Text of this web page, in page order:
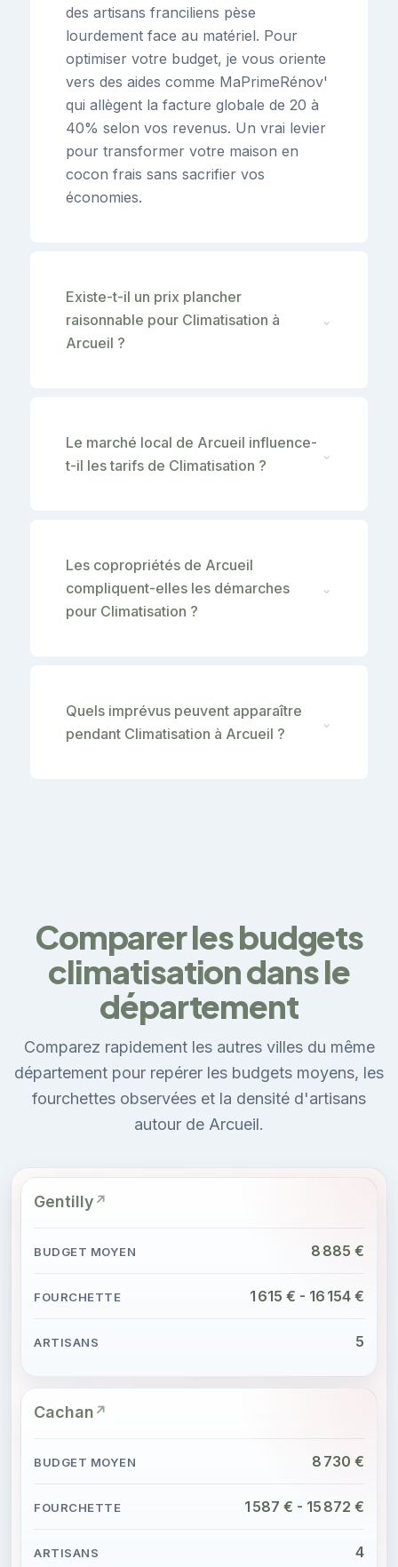
des artisans franciliens pèse
lourdement face au matériel. Pour
optimiser votre budget, je vous oriente
vers des aides comme MaPrimeRénov'
qui allègent la facture globale de 20 à
40% selon vos revenus. Un vrai levier
pour transformer votre maison en
cocon frais sans sacrifier vos
économies.
Existe-t-il un prix plancher
raisonnable pour Climatisation à
Arcueil ?
⌄
Le marché local de Arcueil influence-
t-il les tarifs de Climatisation ?
⌄
Les copropriétés de Arcueil
compliquent-elles les démarches
pour Climatisation ?
⌄
Quels imprévus peuvent apparaître
pendant Climatisation à Arcueil ?
⌄
Comparer les budgets
climatisation dans le
département
Comparez rapidement les autres villes du même
département pour repérer les budgets moyens, les
fourchettes observées et la densité d'artisans
autour de Arcueil.
Gentilly
8 885 €
1 615 € - 16 154 €
5
Cachan
8 730 €
1 587 € - 15 872 €
4